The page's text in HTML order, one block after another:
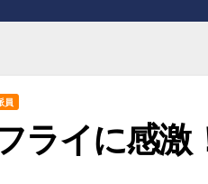
員
ライに感激